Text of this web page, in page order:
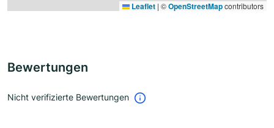
Leaflet | ©OpenStreetMapcontributors
Bewertungen
Nicht verifizierte Bewertungen